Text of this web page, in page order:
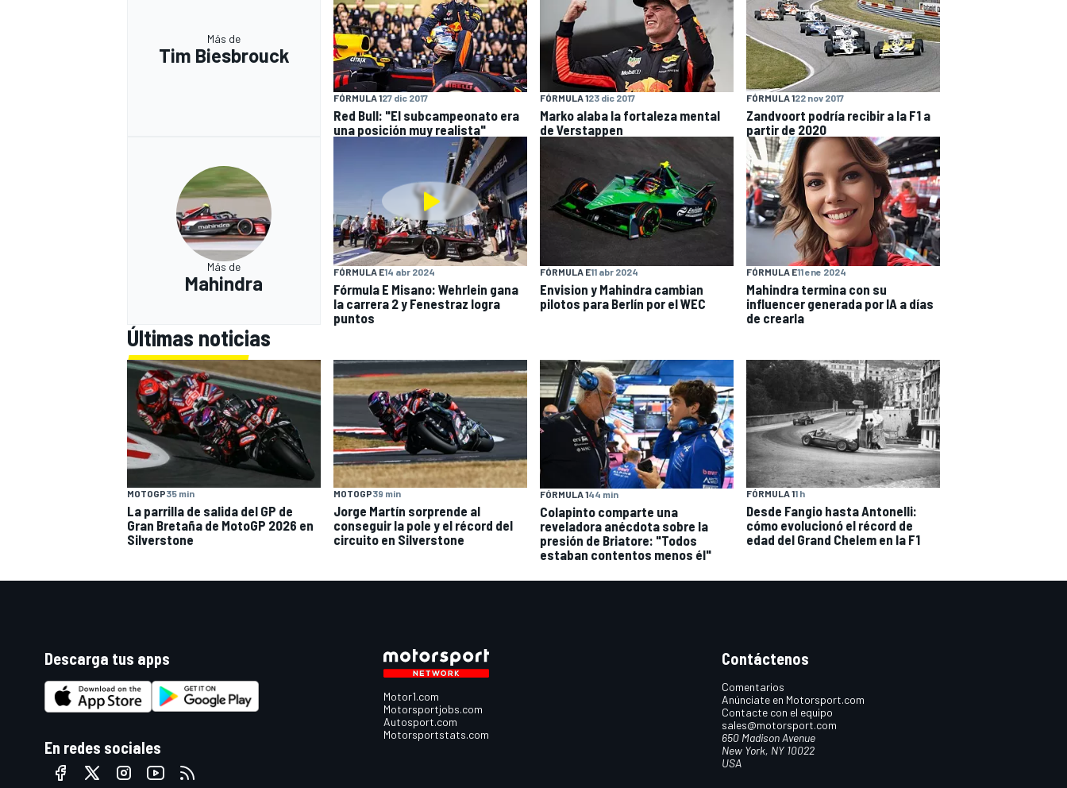
Más de
Tim Biesbrouck
FÓRMULA 127 dic 2017
Red Bull: "El subcampeonato era
una posición muy realista"
FÓRMULA 123 dic 2017
Marko alaba la fortaleza mental
de Verstappen
FÓRMULA 122 nov 2017
Zandvoort podría recibir a la F1 a
partir de 2020
Más de
Mahindra
FÓRMULA E14 abr 2024
Fórmula E Misano: Wehrlein gana
la carrera 2 y Fenestraz logra
puntos
FÓRMULA E11 abr 2024
Envision y Mahindra cambian
pilotos para Berlín por el WEC
FÓRMULA E11 ene 2024
Mahindra termina con su
influencer generada por IA a días
de crearla
Últimas noticias
MOTOGP35 min
La parrilla de salida del GP de
Gran Bretaña de MotoGP 2026 en
Silverstone
MOTOGP39 min
Jorge Martín sorprende al
conseguir la pole y el récord del
circuito en Silverstone
FÓRMULA 144 min
Colapinto comparte una
reveladora anécdota sobre la
presión de Briatore: "Todos
estaban contentos menos él"
FÓRMULA 11 h
Desde Fangio hasta Antonelli:
cómo evolucionó el récord de
edad del Grand Chelem en la F1
Descarga tus apps
En redes sociales
Motor1.com
Motorsportjobs.com
Autosport.com
Motorsportstats.com
Contáctenos
Comentarios
Anúnciate en Motorsport.com
Contacte con el equipo
sales@motorsport.com
650 Madison Avenue
New York, NY 10022
USA